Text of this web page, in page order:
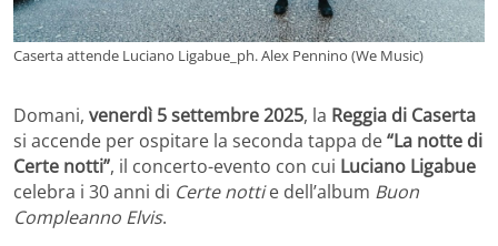
Caserta attende Luciano Ligabue_ph. Alex Pennino (We Music)
Domani, venerdì 5 settembre 2025, la Reggia di Caserta
si accende per ospitare la seconda tappa de“La notte di
Certe notti”, il concerto-evento con cui Luciano Ligabue
celebra i 30 anni di Certe nottie dell’album Buon
Compleanno Elvis.